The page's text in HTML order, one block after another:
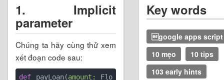
1. Implicit
parameter
Chúng ta hãy cùng thử xem
xét đoạn code sau:
def payLoan(amount:
Flo
Key words
google apps script
10 mẹo
10 tips
103 early hints